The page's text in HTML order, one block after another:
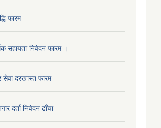
फारम
सहायता निवेदन फारम ।
सेवा दरखास्त फारम
दर्ता निवेदन ढाँचा